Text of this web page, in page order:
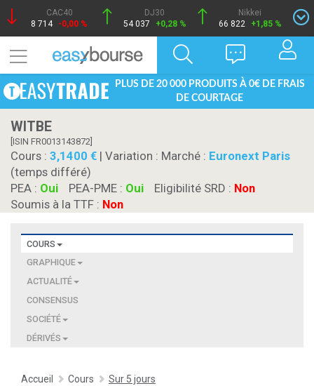
CAC40
8 714 -0,00 %
DJ30
54 037
+0,28 %
Nikkei
66 822
+1,85 %
PLUS DE 20 000 PRODUITS À 0€ DE FRAIS
DE COURTAGE
WITBE
[ISIN FR0013143872]
Cours : 3,1400 | Variation : Marché : Euronext Paris
(temps différé)
PEA : Oui PEA-PME : Oui Eligibilité SRD : Non
Soumis à la TTF : Non
COURS
GRAPHIQUE
ACTUALITÉ
CONSENSUS
SOCIÉTÉ
DÉRIVÉS
Accueil Cours Sur 5 jours